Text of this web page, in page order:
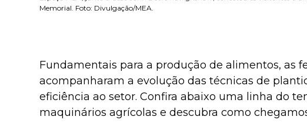
Memorial. Foto: Divulgação/MEA.
Fundamentais para a produção de alimentos, as
acompanharam a evolução das técnicas de
eficiência ao setor. Confira abaixo uma linha do
maquinários agrícolas e descubra como